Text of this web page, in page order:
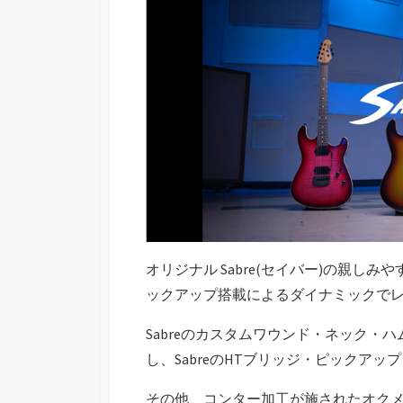
オリジナル Sabre(セイバー)の親しみ
ックアップ搭載によるダイナミックで
Sabreのカスタムワウンド・ネック・
し、SabreのHTブリッジ・ピックアッ
その他、コンター加工が施されたオク